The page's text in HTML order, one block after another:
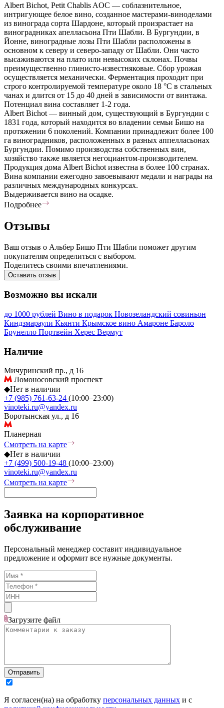
Albert Bichot, Petit Chablis AOC — соблазнительное,
интригующее белое вино, созданное мастерами-виноделами
из винограда сорта Шардоне, который произрастает на
виноградниках апелласьона Пти Шабли. В Бургундии, в
Йонне, виноградные лозы Пти Шабли расположены в
основном к северу и северо-западу от Шабли. Они часто
высаживаются на плато или невысоких склонах. Почвы
преимущественно глинисто-известняковые. Сбор урожая
осуществляется механически. Ферментация проходит при
строго контролируемой температуре около 18 °C в стальных
чанах и длится от 15 до 40 дней в зависимости от винтажа.
Потенциал вина составляет 1-2 года.
Albert Bichot — винный дом, существующий в Бургундии с
1831 года, который находится во владении семьи Бишо на
протяжении 6 поколений. Компании принадлежит более 100
га виноградников, расположенных в разных аппелласьонах
Бургундии. Помимо производства собственных вин,
хозяйство также является негоциантом-производителем.
Продукция дома Albert Bichot известна в более 100 странах.
Вина компании ежегодно завоевывают медали и награды на
различных международных конкурсах.
Выдерживается вино на осадке.
Подробнее
Отзывы
Ваш отзыв о Альбер Бишо Пти Шабли поможет другим
покупателям определиться с выбором.
Поделитесь своими впечатлениями.
Оставить отзыв
Возможно вы искали
до 1000 рублей Вино в подарок Новозеландский совиньон
Киндзмараули Кьянти Крымское вино Амароне Бароло
Брунелло Портвейн Херес Вермут
Наличие
Мичуринский пр., д 16
Ломоносовский проспект
◆Нет в наличии
+7 (985) 761-63-24 (10:00–23:00)
vinoteki.ru@yandex.ru
Воротынская ул., д 16
Планерная
Смотреть на карте
◆Нет в наличии
+7 (499) 500-19-48 (10:00–23:00)
vinoteki.ru@yandex.ru
Смотреть на карте
Заявка на корпоративное
обслуживание
Персональный менеджер составит индивидуальное
предложение и оформит все нужные документы.
Загрузите файл
Отправить
Я согласен(на) на обработку персональных данных и с